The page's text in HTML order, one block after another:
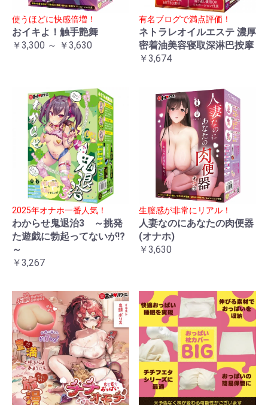
使うほどに快感倍増！
おイキよ！触手艶舞
￥3,300 ～ ￥3,630
有名ブログで満点評価！
ネトラレオイルエステ 濃厚
密着油美容寝取深淋巴按摩
￥3,674
2025年オナホ一番人気！
わからせ鬼退治3 ～挑発
た遊戯に勃起ってないが!?
～
￥3,267
生膣感が非常にリアル！
人妻なのにあなたの肉便器
(オナホ)
￥3,630